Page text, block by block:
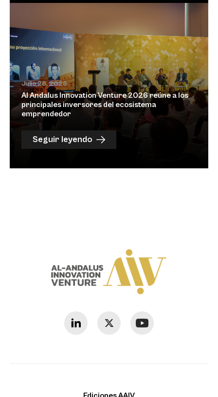
Julio 28, 2026
Al Andalus Innovation Venture 2026 reúne a los
principales inversores del ecosistema
emprendedor
Seguir leyendo